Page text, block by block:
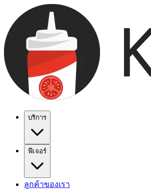
บริการ
ฟีเจอร์
ลูกค้าของเรา